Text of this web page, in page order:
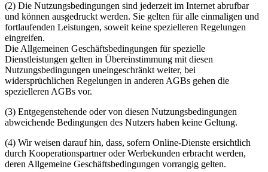
(2) Die Nutzungsbedingungen sind jederzeit im Internet abrufbar
und können ausgedruckt werden. Sie gelten für alle einmaligen und
fortlaufenden Leistungen, soweit keine spezielleren Regelungen
eingreifen.
Die Allgemeinen Geschäftsbedingungen für spezielle
Dienstleistungen gelten in Übereinstimmung mit diesen
Nutzungsbedingungen uneingeschränkt weiter, bei
widersprüchlichen Regelungen in anderen AGBs gehen die
spezielleren AGBs vor.
(3) Entgegenstehende oder von diesen Nutzungsbedingungen
abweichende Bedingungen des Nutzers haben keine Geltung.
(4) Wir weisen darauf hin, dass, sofern Online-Dienste ersichtlich
durch Kooperationspartner oder Werbekunden erbracht werden,
deren Allgemeine Geschäftsbedingungen vorrangig gelten.